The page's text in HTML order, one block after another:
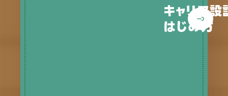
キャリア
はじめ方